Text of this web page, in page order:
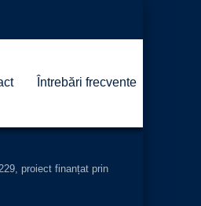
Întrebări frecvente
proiect finanțat prin